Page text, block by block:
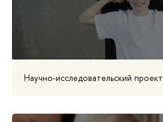
Научно-исследовательский проект